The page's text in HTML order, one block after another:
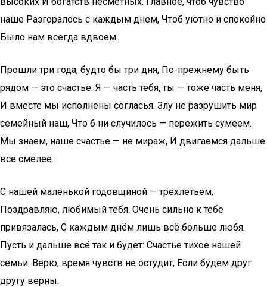
наше Разгоралось с каждым днем, Чтоб уютно и спокойно
Было нам всегда вдвоем.
Прошли три года, будто бы три дня, По-прежнему быть
рядом — это счастье. Я — часть тебя, ты — тоже часть меня,
И вместе мы исполнены согласья. Злу не разрушить мир
семейный наш, Что б ни случилось — пережить сумеем.
Мы знаем, наше счастье — не мираж, И двигаемся дальше
все смелее.
С нашей маленькой годовщиной — трёхлетьем,
Поздравляю, любимый тебя. Очень сильно к тебе
привязалась, С каждым днём лишь всё больше любя.
Пусть и дальше всё так и будет: Счастье тихое нашей
семьи. Верю, время чувств не остудит, Если будем друг
другу верны.